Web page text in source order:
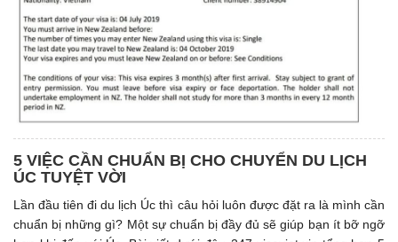
5 VIỆC CẦN CHUẨN BỊ CHO CHUYỂN DU LỊCH
ÚC TUYỆT VỜI
Lần đầu tiên đi du lịch Úc thì câu hỏi luôn được đặt ra là mình cần
chuẩn bị những gì? Một sự chuẩn bị đầy đủ sẽ giúp bạn ít bỡ ngỡ